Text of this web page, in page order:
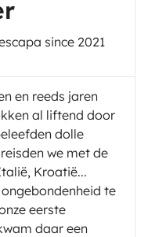
since 2021
en reeds jaren
al liftend door
dolle
we met de
Kroatië...
te
eerste
daar een